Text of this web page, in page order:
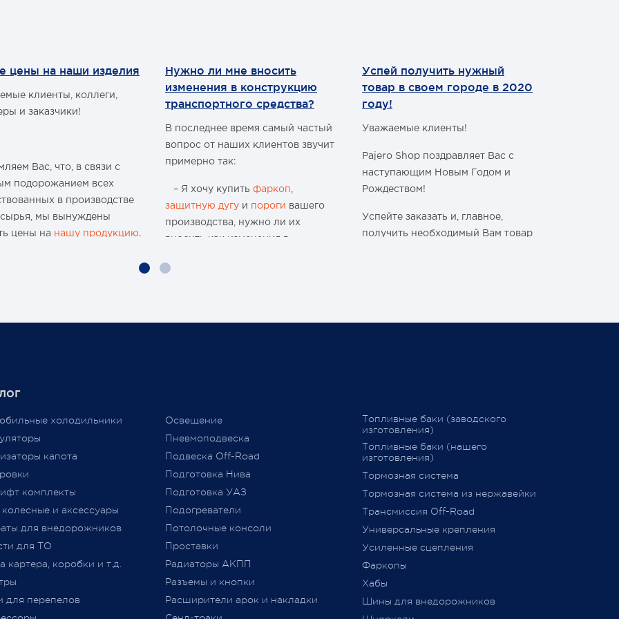
цены на наши изделия
клиенты, коллеги,
и заказчики!
Вас, что, в связи с
подорожанием всех
в производстве
сырья, мы вынуждены
цены на нашу продукцию.
цены вновь...
выбираете нас и надежду
плодотворное
Shop.
Нужно ли мне вносить
изменения в конструкцию
транспортного средства?
В последнее время самый частый
вопрос от наших клиентов звучит
примерно так:
– Я хочу купить фаркоп
защитную дугу и пороги вашего
производства, нужно ли их
вносить как изменения в
средства и что мне будет, если
технического регламента
Таможенного союза (
018/2011) «О безопасности
колесных транспортных средств»
принятого Решением Комиссии
Таможенного союза от 09.12.2011 г.
№ 877 (с изменениями)
«Одобрение Типа Транспортного
Средства
далее –
После прохождения всех
испытаний и проверок на
Успей получить нужный
товар в своем городе в 2020
году!
Уважаемые клиенты!
Pajero Shop поздравляет Вас с
наступающим Новым Годом и
Рождеством!
Успейте заказать и, главное,
получить необходимый Вам товар
График последних отправок "ПЭК"
15 декабря 2020
холодильники
капота
комплекты
и аксессуары
для внедорожников
для ТО
картера, коробки и т.д.
для перепелов
Освещение
Пневмоподвеска
Подвеска Off-Road
Подготовка Нива
Подготовка УАЗ
Подогреватели
Потолочные консоли
Проставки
Радиаторы АКПП
Разъемы и кнопки
Расширители арок и накладки
Топливные баки (заводского
изготовления)
Топливные баки (нашего
изготовления)
Тормозная система
Тормозная система из нержавейки
Трансмиссия Off-Road
Универсальные крепления
Усиленные сцепления
Фаркопы
Хабы
Шины для внедорожников